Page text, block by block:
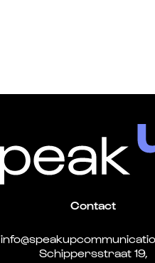
Contact
Schippersstraat 19,